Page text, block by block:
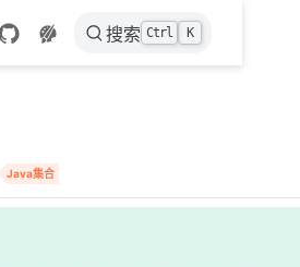
搜索 Ctrl K
Java集合